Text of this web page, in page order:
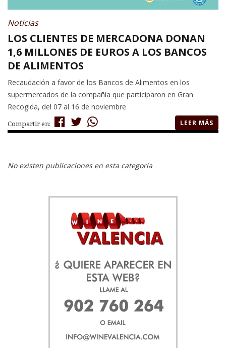
Noticias
LOS CLIENTES DE MERCADONA DONAN
1,6 MILLONES DE EUROS A LOS BANCOS
DE ALIMENTOS
Recaudación a favor de los Bancos de Alimentos en los
supermercados de la compañía que participaron en Gran
Recogida, del 07 al 16 de noviembre
Compartir en: LEER MÁS
No existen publicaciones en esta categoria